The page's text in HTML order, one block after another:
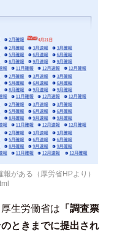
がある（厚労省HPより）
生労働省は 「調査票
ときまでに提出され